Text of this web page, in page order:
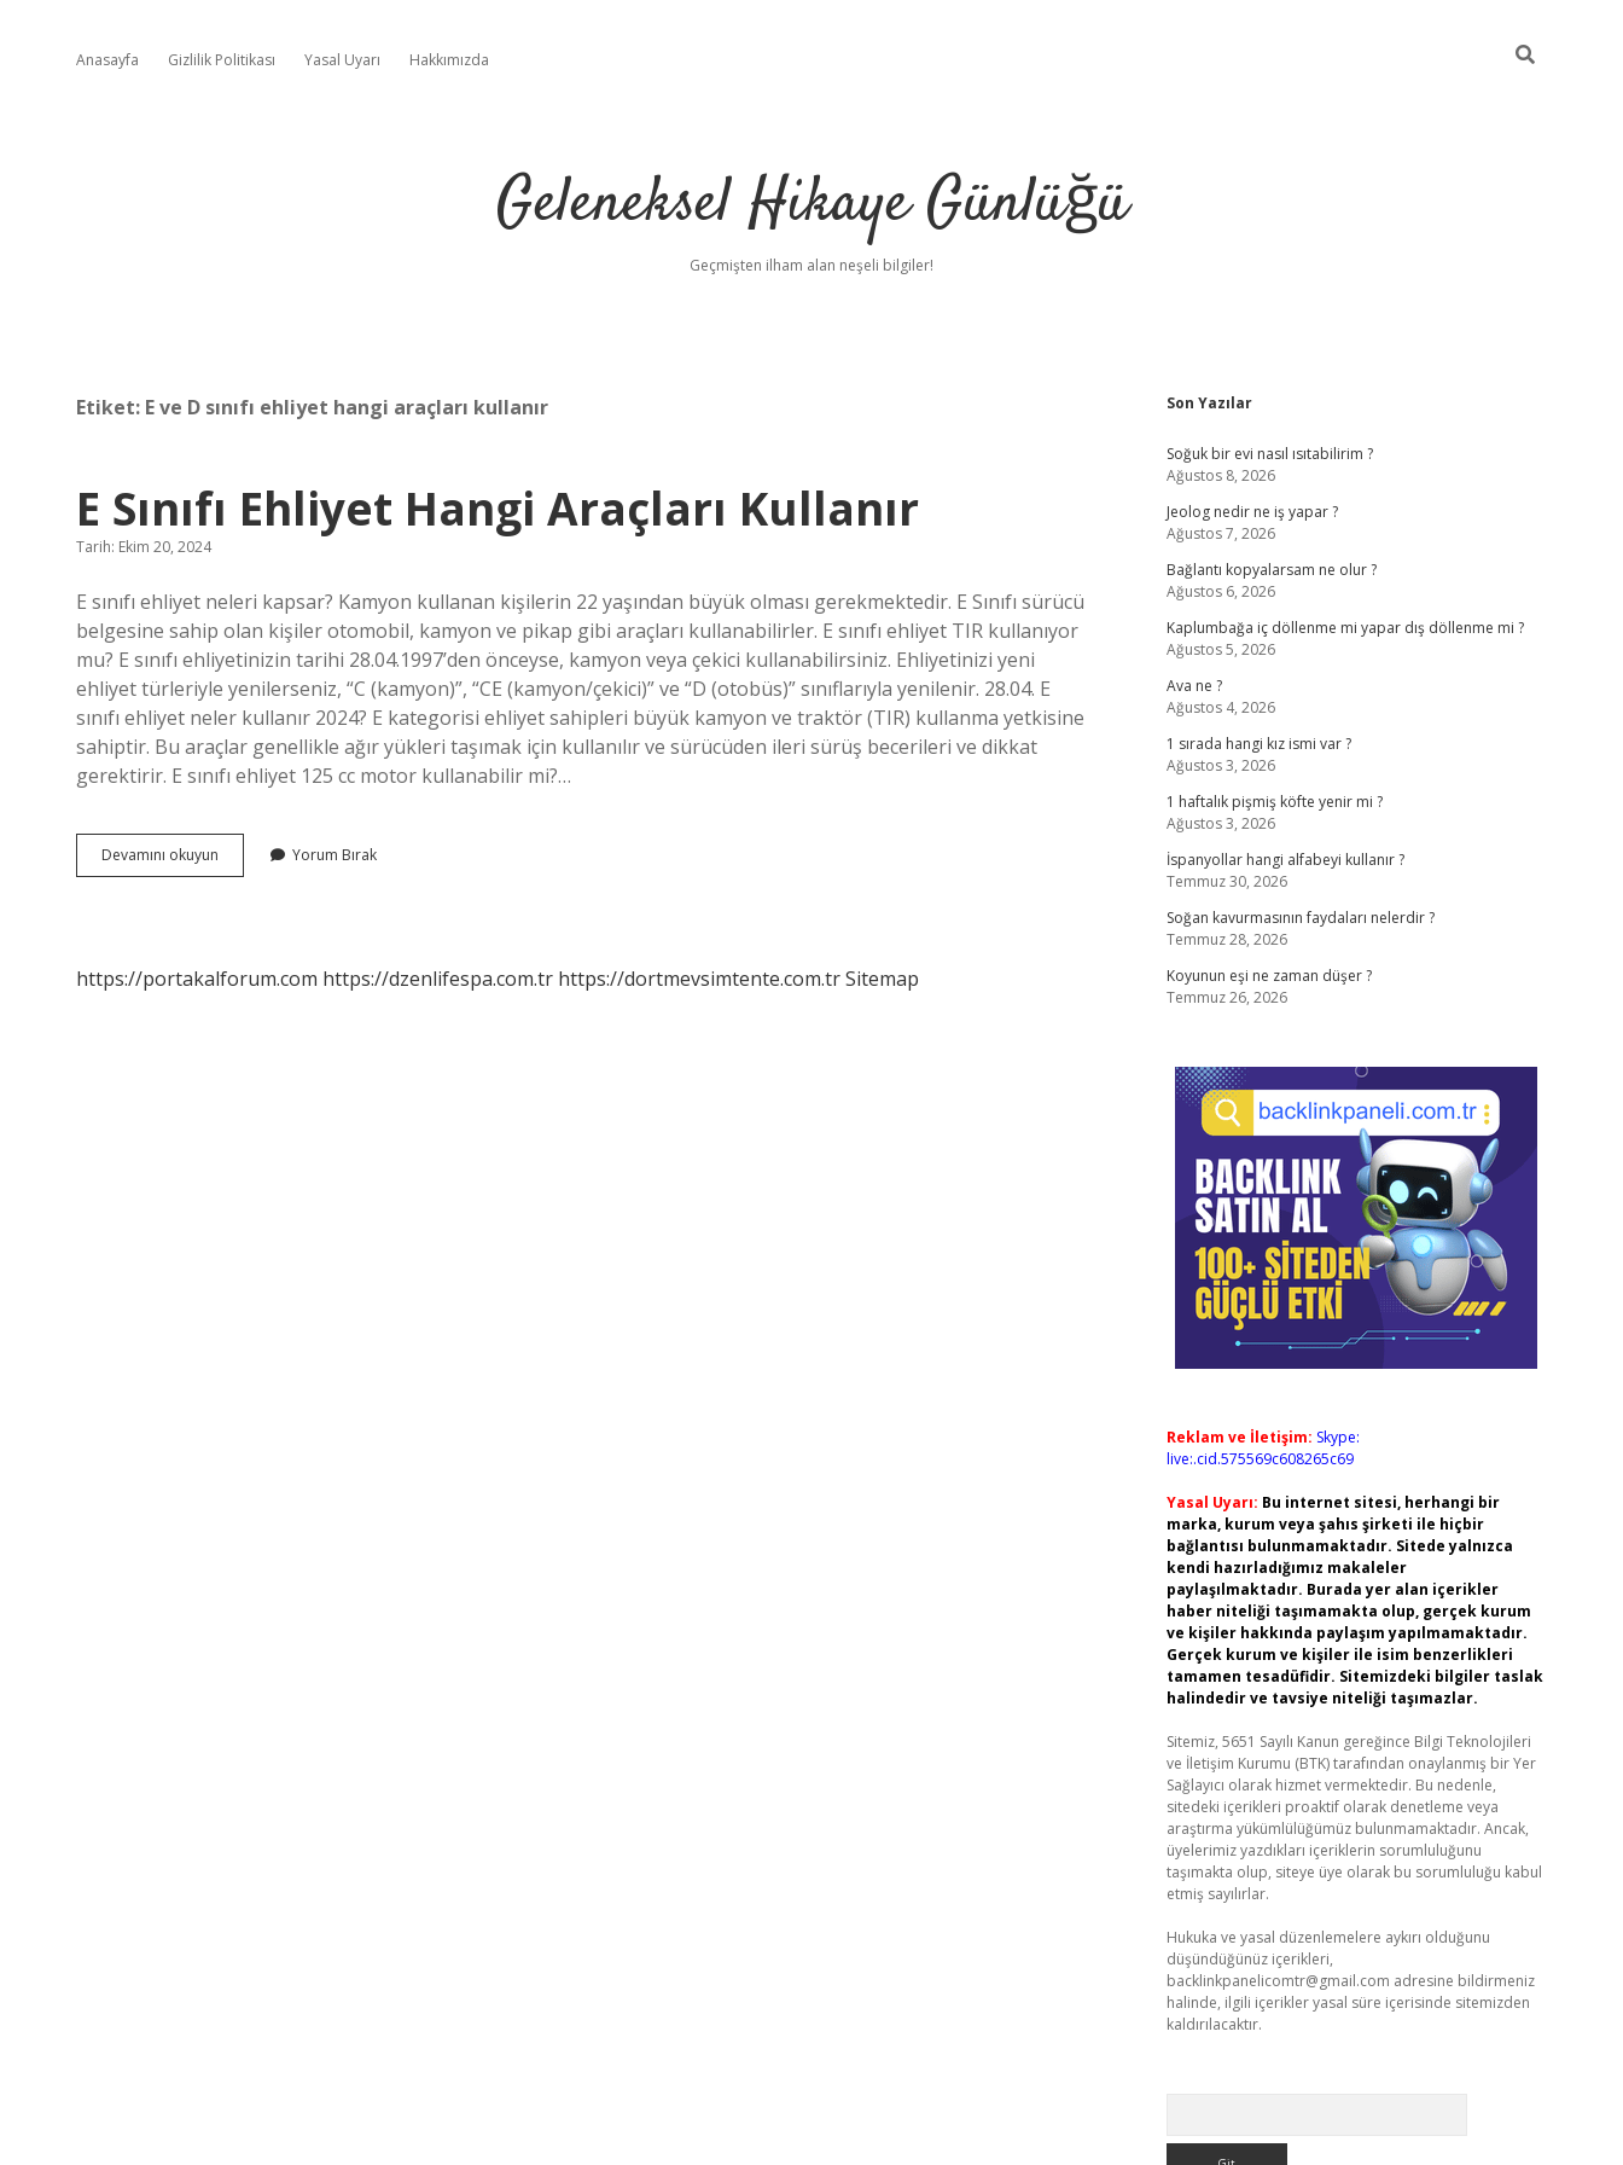
Anasayfa Gizlilik Politikası Yasal Uyarı Hakkımızda
Geleneksel Hikaye Günlüğü
Geçmişten ilham alan neşeli bilgiler!
Etiket: E ve D sınıfı ehliyet hangi araçları kullanır
E Sınıfı Ehliyet Hangi Araçları Kullanır
Tarih: Ekim 20, 2024
E sınıfı ehliyet neleri kapsar? Kamyon kullanan kişilerin 22 yaşından büyük olması gerekmektedir. E Sınıfı sürücü
belgesine sahip olan kişiler otomobil, kamyon ve pikap gibi araçları kullanabilirler. E sınıfı ehliyet TIR kullanıyor
mu? E sınıfı ehliyetinizin tarihi 28.04.1997’den önceyse, kamyon veya çekici kullanabilirsiniz. Ehliyetinizi yeni
ehliyet türleriyle yenilerseniz, “C (kamyon)”, “CE (kamyon/çekici)” ve “D (otobüs)” sınıflarıyla yenilenir. 28.04. E
sınıfı ehliyet neler kullanır 2024? E kategorisi ehliyet sahipleri büyük kamyon ve traktör (TIR) ​​kullanma yetkisine
sahiptir. Bu araçlar genellikle ağır yükleri taşımak için kullanılır ve sürücüden ileri sürüş becerileri ve dikkat
gerektirir. E sınıfı ehliyet 125 cc motor kullanabilir mi?…
Devamını okuyun
Sınıfı
Yorum Bırak
https://portakalforum.com https://dzenlifespa.com.tr https://dortmevsimtente.com.trSitemap
Sidebar
Son Yazılar
Soğuk bir evi nasıl ısıtabilirim ?
Ağustos 8, 2026
Jeolog nedir ne iş yapar ?
Ağustos 7, 2026
Bağlantı kopyalarsam ne olur ?
Ağustos 6, 2026
Kaplumbağa iç döllenme mi yapar dış döllenme mi ?
Ağustos 5, 2026
Ava ne ?
Ağustos 4, 2026
1 sırada hangi kız ismi var ?
Ağustos 3, 2026
1 haftalık pişmiş köfte yenir mi ?
Ağustos 3, 2026
İspanyollar hangi alfabeyi kullanır ?
Temmuz 30, 2026
Soğan kavurmasının faydaları nelerdir ?
Temmuz 28, 2026
Koyunun eşi ne zaman düşer ?
Temmuz 26, 2026
Reklam ve İletişim: Skype:
live:.cid.575569c608265c69
Yasal Uyarı: Bu internet sitesi, herhangi bir
marka, kurum veya şahıs şirketi ile hiçbir
bağlantısı bulunmamaktadır. Sitede yalnızca
kendi hazırladığımız makaleler
paylaşılmaktadır. Burada yer alan içerikler
haber niteliği taşımamakta olup, gerçek kurum
ve kişiler hakkında paylaşım yapılmamaktadır.
Gerçek kurum ve kişiler ile isim benzerlikleri
tamamen tesadüfidir. Sitemizdeki bilgiler taslak
halindedir ve tavsiye niteliği taşımazlar.
Sitemiz, 5651 Sayılı Kanun gereğince Bilgi Teknolojileri
ve İletişim Kurumu (BTK) tarafından onaylanmış bir Yer
Sağlayıcı olarak hizmet vermektedir. Bu nedenle,
sitedeki içerikleri proaktif olarak denetleme veya
araştırma yükümlülüğümüz bulunmamaktadır. Ancak,
üyelerimiz yazdıkları içeriklerin sorumluluğunu
taşımakta olup, siteye üye olarak bu sorumluluğu kabul
etmiş sayılırlar.
Hukuka ve yasal düzenlemelere aykırı olduğunu
düşündüğünüz içerikleri,
backlinkpanelicomtr@gmail.com adresine bildirmeniz
halinde, ilgili içerikler yasal süre içerisinde sitemizden
kaldırılacaktır.